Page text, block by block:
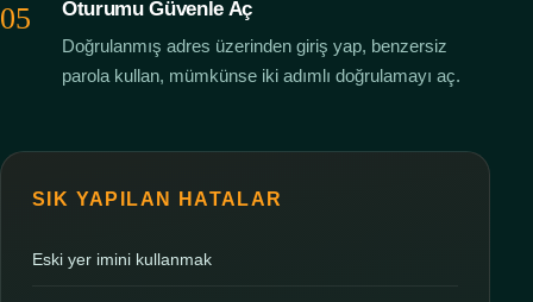
Oturumu Güvenle Aç
Doğrulanmış adres üzerinden giriş yap, benzersiz
parola kullan, mümkünse iki adımlı doğrulamayı aç.
SIK YAPILAN HATALAR
Eski yer imini kullanmak